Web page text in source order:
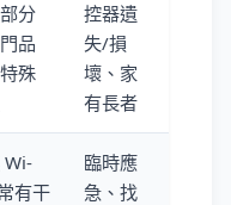
分
品
殊
控器遺
失/損
壞、家
有長者
Wi-
有干
臨時應
急、找